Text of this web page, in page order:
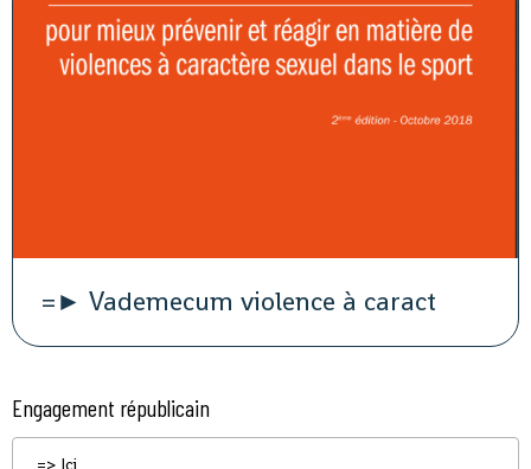
=► Vademecum violence à caract
Engagement républicain
=> Ici